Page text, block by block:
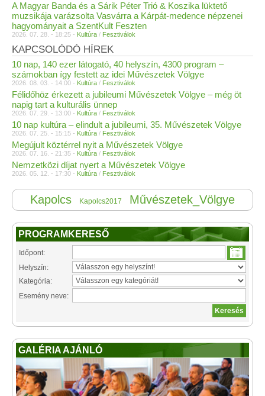
A Magyar Banda és a Sárik Péter Trió & Koszika lüktető
muzsikája varázsolta Vasvárra a Kárpát-medence népzenei
hagyományait a SzentKult Feszten
2026. 07. 28. - 18:25 - Kultúra / Fesztiválok
KAPCSOLÓDÓ HÍREK
10 nap, 140 ezer látogató, 40 helyszín, 4300 program –
számokban így festett az idei Művészetek Völgye
2026. 08. 03. - 14:00 - Kultúra / Fesztiválok
Félidőhöz érkezett a jubileumi Művészetek Völgye – még öt
napig tart a kulturális ünnep
2026. 07. 29. - 13:00 - Kultúra / Fesztiválok
10 nap kultúra – elindult a jubileumi, 35. Művészetek Völgye
2026. 07. 25. - 15:15 - Kultúra / Fesztiválok
Megújult köztérrel nyit a Művészetek Völgye
2026. 07. 16. - 21:35 - Kultúra / Fesztiválok
Nemzetközi díjat nyert a Művészetek Völgye
2026. 05. 12. - 17:30 - Kultúra / Fesztiválok
Kapolcs Kapolcs2017 Művészetek_Völgye
PROGRAMKERESŐ
Időpont:
Helyszín:
Kategória:
Esemény neve:
GALÉRIA AJÁNLÓ